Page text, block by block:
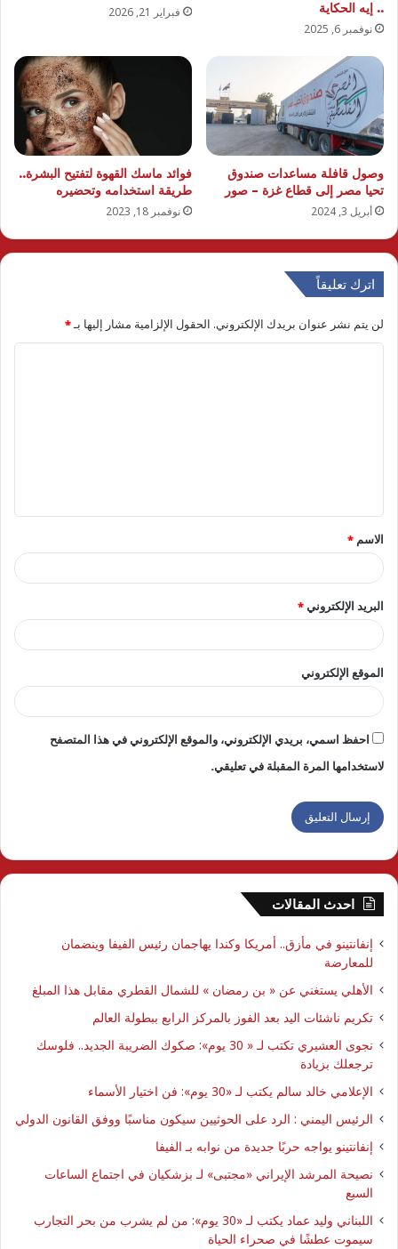
.. إيه الحكاية
نوفمبر 6, 2025
فبراير 21, 2026
وصول قافلة مساعدات صندوق
تحيا مصر إلى قطاع غزة – صور
أبريل 3, 2024
فوائد ماسك القهوة لتفتيح البشرة..
طريقة استخدامه وتحضيره
نوفمبر 18, 2023
اترك تعليقاً
لن يتم نشر عنوان بريدك الإلكتروني. الحقول الإلزامية مشار إليها بـ*
ق
*
الاسم *
البريد الإلكتروني*
الموقع الإلكتروني
احفظ اسمي، بريدي الإلكتروني، والموقع الإلكتروني في هذا المتصفح
لاستخدامها المرة المقبلة في تعليقي.
احدث المقالات
إنفانتينو في مأزق.. أمريكا وكندا يهاجمان رئيس الفيفا وينضمان
للمعارضة
الأهلي يستغني عن « بن رمضان » للشمال القطري مقابل هذا المبلغ
تكريم ناشئات اليد بعد الفوز بالمركز الرابع ببطولة العالم
نجوى العشيري تكتب لـ « 30 يوم»: صكوك الضريبة الجديد.. فلوسك
ترجعلك بزيادة
الإعلامي خالد سالم يكتب لـ «30 يوم»: فن اختيار الأسماء
الرئيس اليمني : الرد على الحوثيين سيكون مناسبًا ووفق القانون الدولي
إنفانتينو يواجه حربًا جديدة من نوابه بـ الفيفا
نصيحة المرشد الإيراني «مجتبى» لـ بزشكيان في اجتماع الساعات
السبع
اللبناني وليد عماد يكتب لـ «30 يوم»: من لم يشرب من بحر التجارب
سيموت عطشًا في صحراء الحياة